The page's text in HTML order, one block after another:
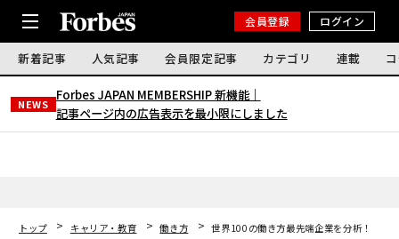
会員登録 ログイン
新着記事 人気記事 会員限定記事 カテゴリ 連載
NEWS
Forbes JAPAN MEMBERSHIP 新機能｜
記事ページ内の広告表示を最小限にしました
トップ キャリア・教育 働き方
世界100の働き方最先端企業を分析！ 人